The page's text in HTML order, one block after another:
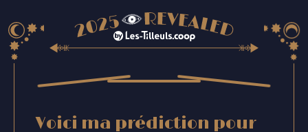
Voici ma prédiction pour